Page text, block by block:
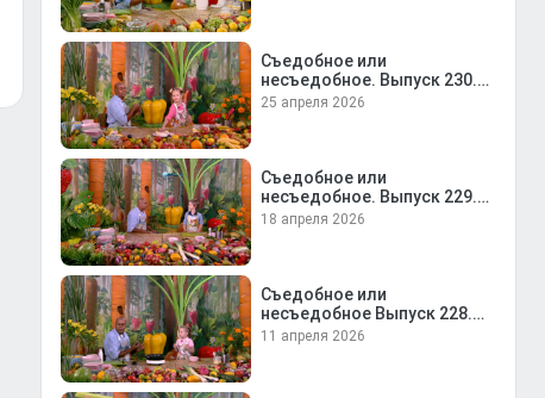
Съедобное или
несъедобное. Выпуск 230.
Маша Уланова и печенье
25 апреля 2026
Съедобное или
несъедобное. Выпуск 229.
Максим Гомонов и
18 апреля 2026
Съедобное или
несъедобное Выпуск 228.
Ева Синельникова и
11 апреля 2026